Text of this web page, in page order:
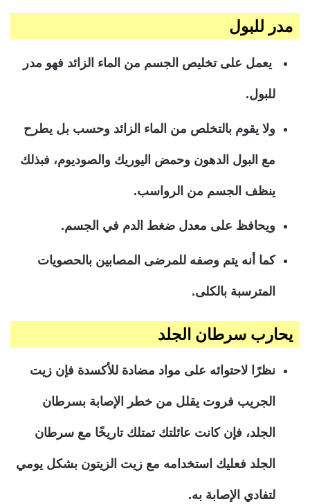
مدر للبول
يعمل على تخليص الجسم من الماء الزائد فهو مدر
للبول.
ولا يقوم بالتخلص من الماء الزائد وحسب بل يطرح
مع البول الدهون وحمض اليوريك والصوديوم، فبذلك
ينظف الجسم من الرواسب.
ويحافظ على معدل ضغط الدم في الجسم.
كما أنه يتم وصفه للمرضى المصابين بالحصويات
المترسبة بالكلى.
يحارب سرطان الجلد
نظرًا لاحتوائه على مواد مضادة للأكسدة فإن زيت
الجريب فروت يقلل من خطر الإصابة بسرطان
الجلد، فإن كانت عائلتك تمتلك تاريخًا مع سرطان
الجلد فعليك استخدامه مع زيت الزيتون بشكل يومي
لتفادي الإصابة به.